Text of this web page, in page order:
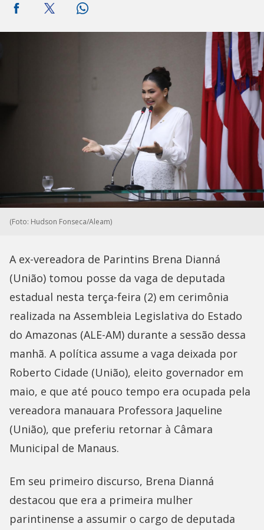
(Foto: Hudson Fonseca/Aleam)
A ex-vereadora de Parintins Brena Dianná
(União) tomou posse da vaga de deputada
estadual nesta terça-feira (2) em cerimônia
realizada na Assembleia Legislativa do Estado
do Amazonas (ALE-AM) durante a sessão dessa
manhã. A política assume a vaga deixada por
Roberto Cidade (União), eleito governador em
maio, e que até pouco tempo era ocupada pela
vereadora manauara Professora Jaqueline
(União), que preferiu retornar à Câmara
Municipal de Manaus.
Em seu primeiro discurso, Brena Dianná
destacou que era a primeira mulher
parintinense a assumir o cargo de deputada